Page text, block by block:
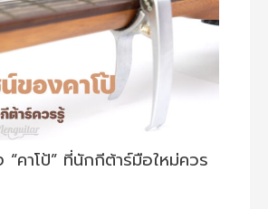
“คาโป้” ที่นักกีต้าร์มือใหม่ควร